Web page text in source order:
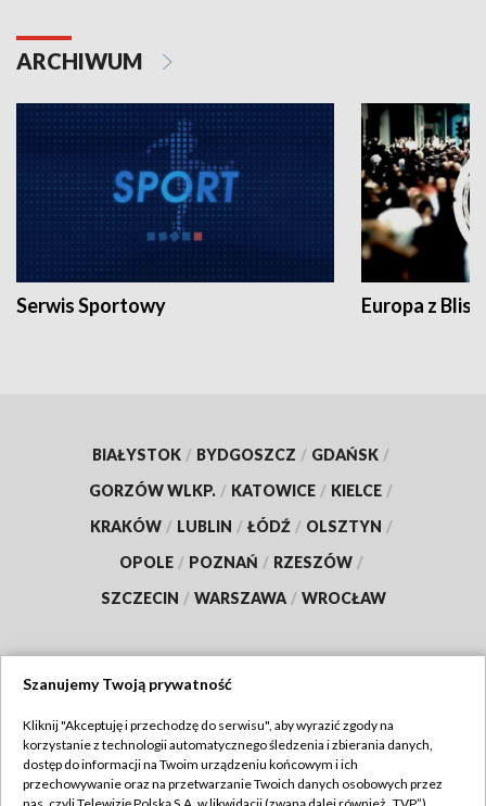
ARCHIWUM
Serwis Sportowy Europa z
BIAŁYSTOK / BYDGOSZCZ / GDAŃSK /
GORZÓW WLKP. / KATOWICE / KIELCE /
KRAKÓW / LUBLIN / ŁÓDŹ / OLSZTYN /
OPOLE / POZNAŃ / RZESZÓW /
SZCZECIN / WARSZAWA / WROCŁAW
TVP
Abonament TVP
Regulamin TVP
Szanujemy Twoją prywatność
Kliknij "Akceptuję i przechodzę do serwisu", aby wyrazić zgody na
korzystanie z technologii automatycznego śledzenia i zbierania danych,
dostęp do informacji na Twoim urządzeniu końcowym i ich
przechowywanie oraz na przetwarzanie Twoich danych osobowych przez